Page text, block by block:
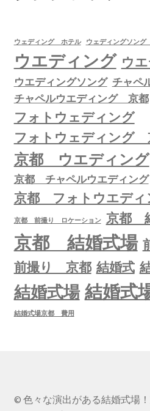
ウェディング ホテル ウェディングソン
ウエディング ウ
ウエディングソング チャペ
チャペルウエディング 京都
フォトウェディング
フォトウェディング
京都 ウエディング
京都 チャペルウエディング
京都 フォトウエディ
京都 前撮り ロケーション 京都
京都 結婚式場
前撮り 京都 結婚式
結婚式場 結婚式
結婚式場京都 費用
© 色々な演出がある結婚式場